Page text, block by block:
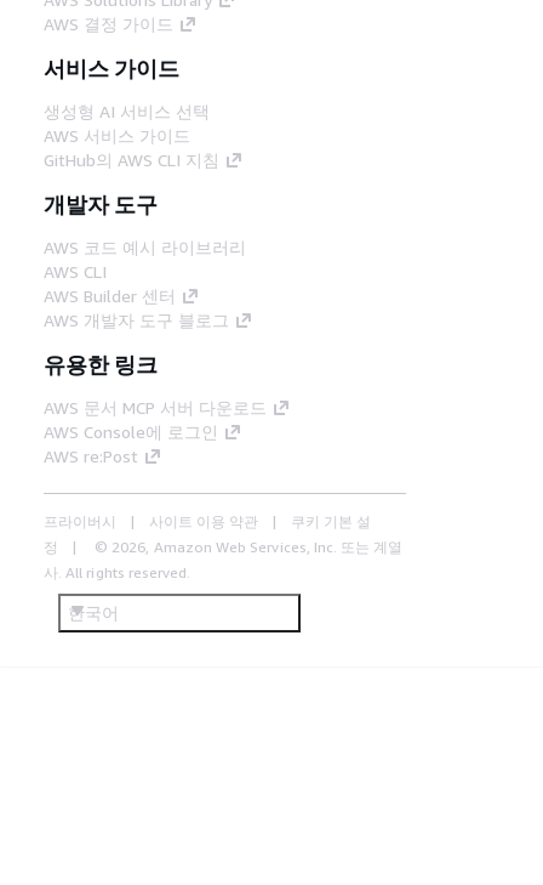
AWS 결정 가이드
서비스 가이드
생성형 AI 서비스 선택
AWS 서비스 가이드
GitHub의 AWS CLI 지침
개발자 도구
AWS 코드 예시 라이브러리
AWS CLI
AWS Builder 센터
AWS 개발자 도구 블로그
유용한 링크
AWS 문서 MCP 서버 다운로드
AWS Console에 로그인
AWS re:Post
프라이버시 사이트 이용 약관
쿠키 기본 설
정
© 2026, Amazon Web Services, Inc. 또는 계열
사. All rights reserved.
한국어